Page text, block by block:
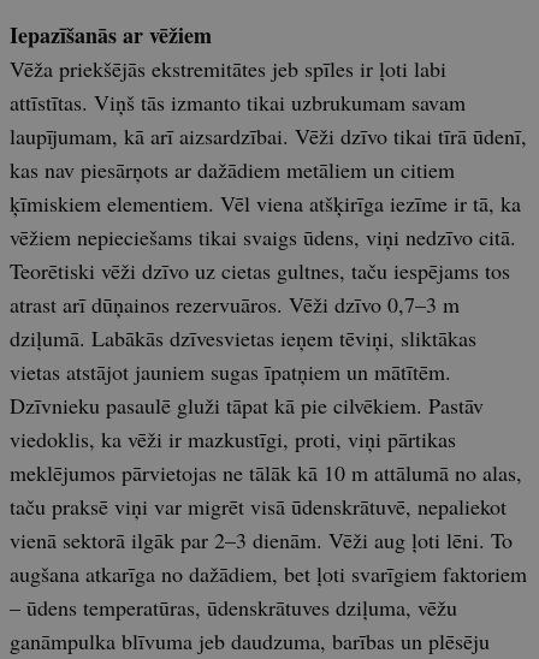
Iepazīšanās ar vēžiem
Vēža priekšējās ekstremitātes jeb spīles ir ļoti labi
attīstītas. Viņš tās izmanto tikai uzbrukumam savam
laupījumam, kā arī aizsardzībai. Vēži dzīvo tikai tīrā ūdenī,
kas nav piesārņots ar dažādiem metāliem un citiem
ķīmiskiem elementiem. Vēl viena atšķirīga iezīme ir tā, ka
vēžiem nepieciešams tikai svaigs ūdens, viņi nedzīvo citā.
Teorētiski vēži dzīvo uz cietas gultnes, taču iespējams tos
atrast arī dūņainos rezervuāros. Vēži dzīvo 0,7–3 m
dziļumā. Labākās dzīvesvietas ieņem tēviņi, sliktākas
vietas atstājot jauniem sugas īpatņiem un mātītēm.
Dzīvnieku pasaulē gluži tāpat kā pie cilvēkiem. Pastāv
viedoklis, ka vēži ir mazkustīgi, proti, viņi pārtikas
meklējumos pārvietojas ne tālāk kā 10 m attālumā no alas,
taču praksē viņi var migrēt visā ūdenskrātuvē, nepaliekot
vienā sektorā ilgāk par 2–3 dienām. Vēži aug ļoti lēni. To
augšana atkarīga no dažādiem, bet ļoti svarīgiem faktoriem
– ūdens temperatūras, ūdenskrātuves dziļuma, vēžu
ganāmpulka blīvuma jeb daudzuma, barības un plēsēju